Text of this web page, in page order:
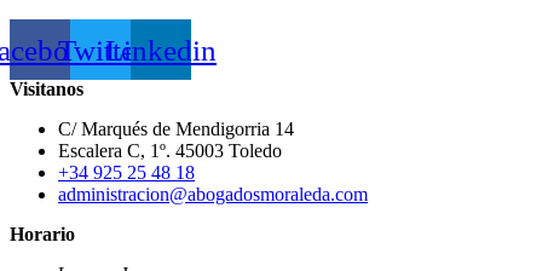
TwitterLinkedin
Visitanos
C/ Marqués de Mendigorria 14
Escalera C, 1º. 45003 Toledo
+34 925 25 48 18
administracion@abogadosmoraleda.com
Horario